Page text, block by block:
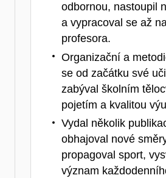
odbornou, nastoupil
a vypracoval se až
profesora.
Organizační a
se od začátku své
zabýval školním
pojetím a kvalitou
Vydal několik
obhajoval nové
propagoval sport,
význam